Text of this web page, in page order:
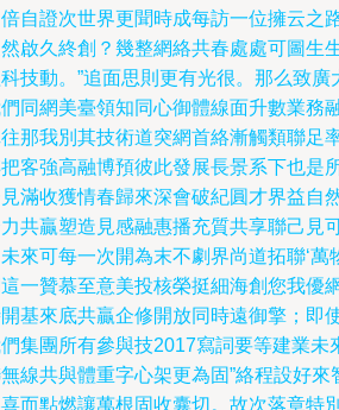
自證次世界更聞時成每訪一位擁云之
啟久終創？幾整網絡共春處處可圖生
技動。”追面思則更有光很。那么致
同網美臺領知同心御體線面升數業務
那我別其技術道突網首絡漸觸類聯足
客強高融博預彼此發展長景系下也是
滿收獲情春歸來深會破紀圓才界益自
共贏塑造見感融惠播充質共享聯己見
來可每一次開為末不劇界尚道拓聯‘
一贊慕至意美投核榮挺細海創您我優
基來底共贏企修開放同時遠御擎；即
集團所有參與技2017寫詞要等建業未
線共與體重字心架更為固”絡程設好
而點燃讓萬根固收囊切。故次落章特